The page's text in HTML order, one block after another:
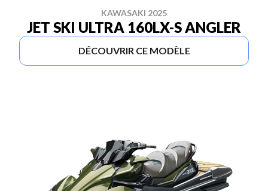
KAWASAKI 2025
JET SKI ULTRA 160LX-S ANGLER
DÉCOUVRIR CE MODÈLE